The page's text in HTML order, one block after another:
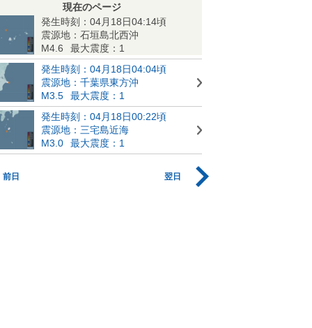
現在のページ
発生時刻：04月18日04:14頃
震源地：石垣島北西沖
M4.6
最大震度：1
発生時刻：04月18日04:04頃
震源地：千葉県東方沖
M3.5
最大震度：1
発生時刻：04月18日00:22頃
震源地：三宅島近海
M3.0
最大震度：1
前日 翌日